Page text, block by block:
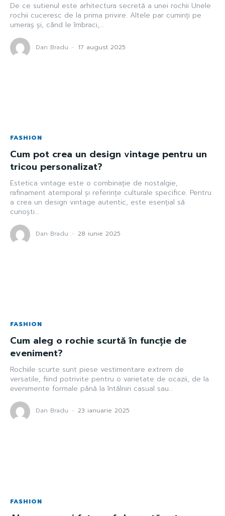
De ce sutienul este arhitectura secretă a unei rochii Unele
rochii cuceresc de la prima privire. Altele par cuminți pe
umeraș și, când le îmbraci,...
Dan Bradu - 17 august 2025
FASHION
Cum pot crea un design vintage pentru un
tricou personalizat?
Estetica vintage este o combinație de nostalgie,
rafinament atemporal și referințe culturale specifice. Pentru
a crea un design vintage autentic, este esențial să
cunoști...
Dan Bradu - 28 iunie 2025
FASHION
Cum aleg o rochie scurtă în funcție de
eveniment?
Rochiile scurte sunt piese vestimentare extrem de
versatile, fiind potrivite pentru o varietate de ocazii, de la
evenimente formale până la întâlniri casual sau...
Dan Bradu - 23 ianuarie 2025
FASHION